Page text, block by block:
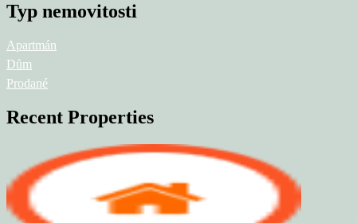
Typ nemovitosti
Apartmán
Dům
Prodané
Recent Properties